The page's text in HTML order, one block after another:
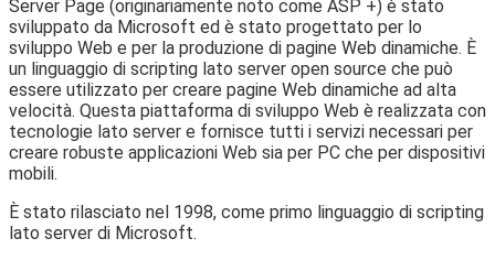
Server Page (originariamente noto come ASP +) è stato
sviluppato da Microsoft ed è stato progettato per lo
sviluppo Web e per la produzione di pagine Web dinamiche. È
un linguaggio di scripting lato server open source che può
essere utilizzato per creare pagine Web dinamiche ad alta
velocità. Questa piattaforma di sviluppo Web è realizzata con
tecnologie lato server e fornisce tutti i servizi necessari per
creare robuste applicazioni Web sia per PC che per dispositivi
mobili.
È stato rilasciato nel 1998, come primo linguaggio di scripting
lato server di Microsoft.